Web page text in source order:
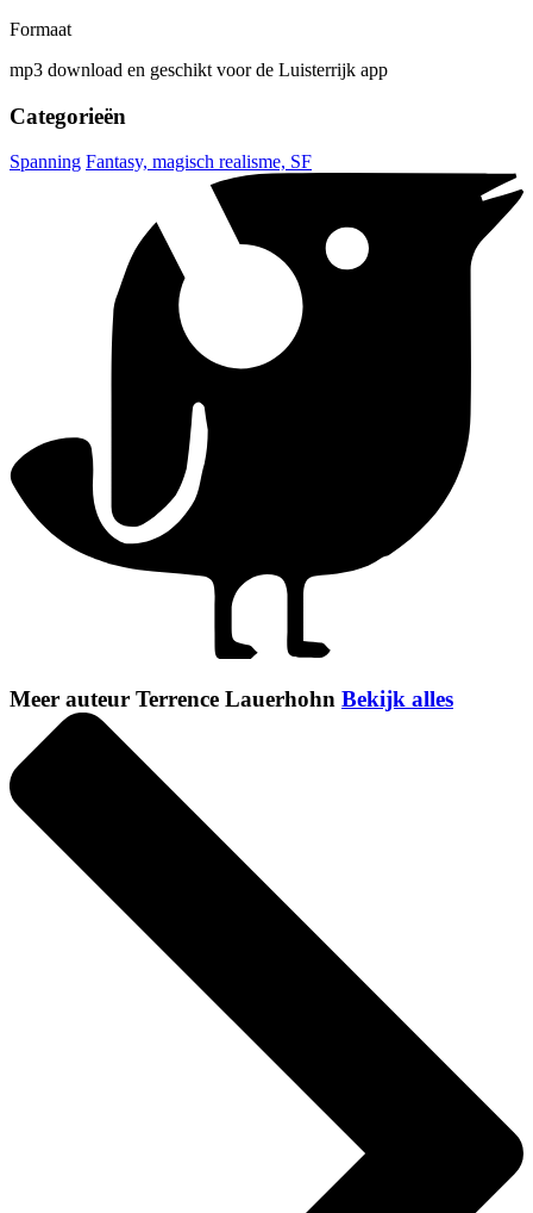
Formaat
mp3 download en geschikt voor de Luisterrijk app
Categorieën
Spanning Fantasy, magisch realisme, SF
Meer auteur Terrence Lauerhohn Bekijk alles